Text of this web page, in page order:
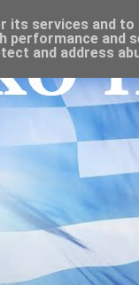
services and to
performance
and address